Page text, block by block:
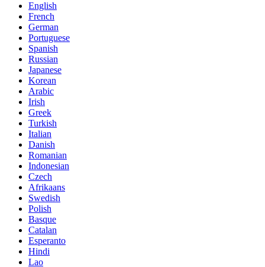
English
French
German
Portuguese
Spanish
Russian
Japanese
Korean
Arabic
Irish
Greek
Turkish
Italian
Danish
Romanian
Indonesian
Czech
Afrikaans
Swedish
Polish
Basque
Catalan
Esperanto
Hindi
Lao